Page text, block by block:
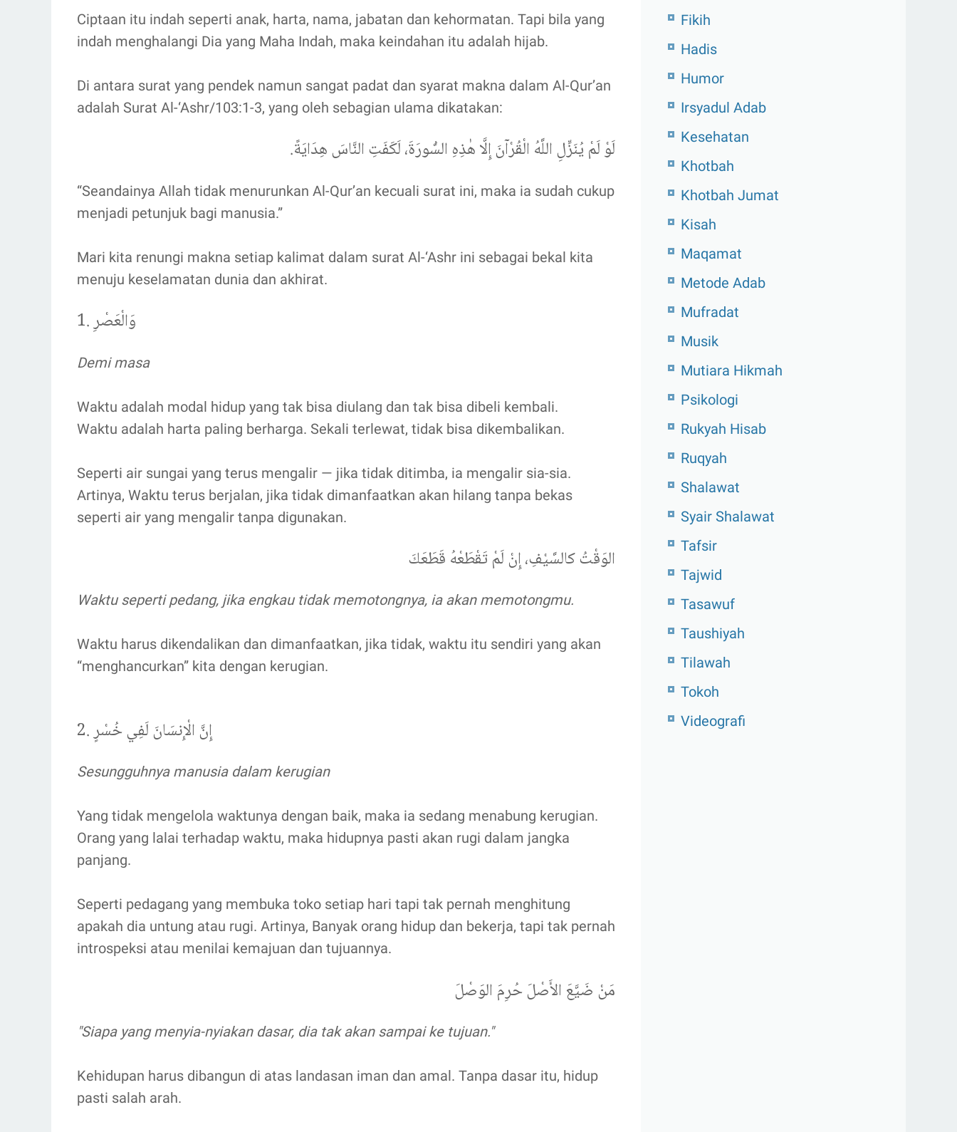
Ciptaan itu indah seperti anak, harta, nama, jabatan dan kehormatan. Tapi bila yang
indah menghalangi Dia yang Maha Indah, maka keindahan itu adalah hijab.
Di antara surat yang pendek namun sangat padat dan syarat makna dalam Al-Qur’an
adalah Surat Al-‘Ashr/103:1-3, yang oleh sebagian ulama dikatakan:
لَوْ لَمْ يُنَزِّلِ اللَّهُ الْقُرْآنَ إِلَّا هٰذِهِ السُّورَةَ، لَكَفَتِ النَّاسَ هِدَايَةً.
“Seandainya Allah tidak menurunkan Al-Qur’an kecuali surat ini, maka ia sudah cukup
menjadi petunjuk bagi manusia.”
Mari kita renungi makna setiap kalimat dalam surat Al-‘Ashr ini sebagai bekal kita
menuju keselamatan dunia dan akhirat.
1. وَالْعَصْرِ
Demi masa
Waktu adalah modal hidup yang tak bisa diulang dan tak bisa dibeli kembali.
Waktu adalah harta paling berharga. Sekali terlewat, tidak bisa dikembalikan.
Seperti air sungai yang terus mengalir — jika tidak ditimba, ia mengalir sia-sia.
Artinya, Waktu terus berjalan, jika tidak dimanfaatkan akan hilang tanpa bekas
seperti air yang mengalir tanpa digunakan.
الوَقْتُ كالسَّيْفِ، إِنْ لَمْ تَقْطَعْهُ قَطَعَكَ
Waktu seperti pedang, jika engkau tidak memotongnya, ia akan memotongmu.
Waktu harus dikendalikan dan dimanfaatkan, jika tidak, waktu itu sendiri yang akan
“menghancurkan” kita dengan kerugian.
2. إِنَّ الْإِنسَانَ لَفِي خُسْرٍ
Sesungguhnya manusia dalam kerugian
Yang tidak mengelola waktunya dengan baik, maka ia sedang menabung kerugian.
Orang yang lalai terhadap waktu, maka hidupnya pasti akan rugi dalam jangka
panjang.
Seperti pedagang yang membuka toko setiap hari tapi tak pernah menghitung
apakah dia untung atau rugi. Artinya, Banyak orang hidup dan bekerja, tapi tak pernah
introspeksi atau menilai kemajuan dan tujuannya.
مَنْ ضَيَّعَ الأَصْلَ حُرِمَ الوَصْلَ
"Siapa yang menyia-nyiakan dasar, dia tak akan sampai ke tujuan."
Kehidupan harus dibangun di atas landasan iman dan amal. Tanpa dasar itu, hidup
pasti salah arah.
Fikih
Hadis
Humor
Irsyadul Adab
Kesehatan
Khotbah
Khotbah Jumat
Kisah
Maqamat
Metode Adab
Mufradat
Musik
Mutiara Hikmah
Psikologi
Rukyah Hisab
Ruqyah
Shalawat
Syair Shalawat
Tafsir
Tajwid
Tasawuf
Taushiyah
Tilawah
Tokoh
Videografi